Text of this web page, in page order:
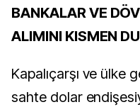
BANKALAR VE
ALIMINI KISMEN
Kapalıçarşı ve ülke
sahte dolar